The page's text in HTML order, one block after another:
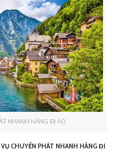
NHANH HÀNG ĐI ÁO
CHUYỂN PHÁT NHANH HÀNG ĐI